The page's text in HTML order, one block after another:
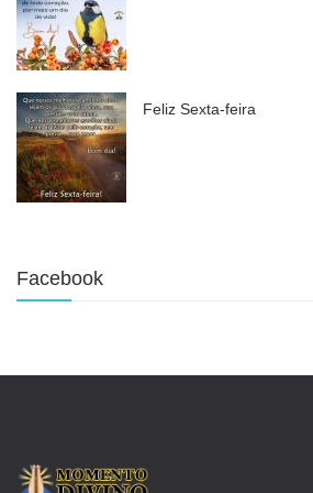
Feliz Sexta-feira
Facebook